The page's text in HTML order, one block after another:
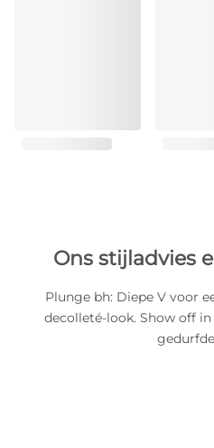
Ons stijladvies
Plunge bh: Diepe V voor
decolleté-look. Show off